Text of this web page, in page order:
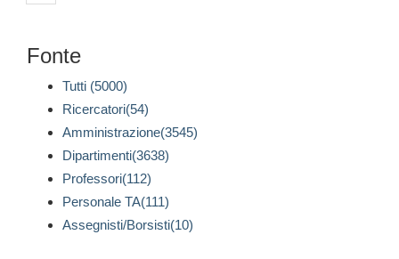
Fonte
Tutti (5000)
Ricercatori(54)
Amministrazione(3545)
Dipartimenti(3638)
Professori(112)
Personale TA(111)
Assegnisti/Borsisti(10)